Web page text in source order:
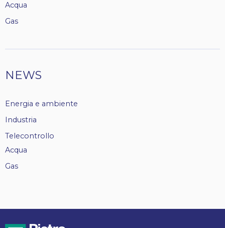
Acqua
Gas
NEWS
Energia e ambiente
Industria
Telecontrollo
Acqua
Gas